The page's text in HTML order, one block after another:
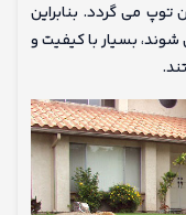
می گردد. بنابراین
بسیار با کیفیت و